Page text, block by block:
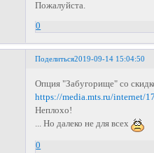
Пожалуйста.
0
Поделиться2019-09-14 15:04:50
Опция "Забугорище" со
https://media.mts.ru/internet/
Неплохо!
... Но далеко не для всех
0